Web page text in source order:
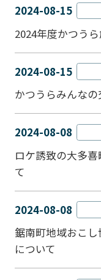
2024-08-15
2024年度かつう
2024-08-15
かつうらみんなの
2024-08-08
ロケ誘致の大多
て
2024-08-08
鋸南町地域おこ
について